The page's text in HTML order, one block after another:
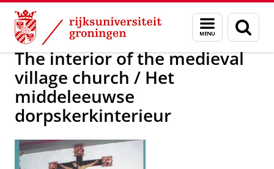
Skip
Content
Skip
Navigation
Menu
en
zoeken
nieuws tot 2006
The interior of the medieval
village church / Het
middeleeuwse
dorpskerkinterieur